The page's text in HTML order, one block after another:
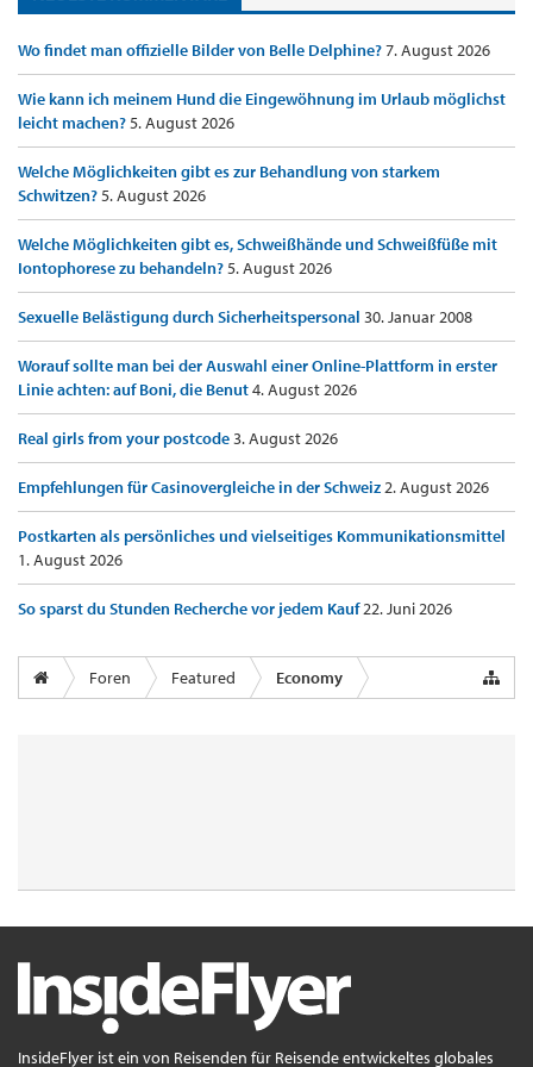
Wo findet man offizielle Bilder von Belle Delphine?7. August 2026
Wie kann ich meinem Hund die Eingewöhnung im Urlaub möglichst
leicht machen?5. August 2026
Welche Möglichkeiten gibt es zur Behandlung von starkem
Schwitzen?5. August 2026
Welche Möglichkeiten gibt es, Schweißhände und Schweißfüße mit
Iontophorese zu behandeln?5. August 2026
Sexuelle Belästigung durch Sicherheitspersonal 30. Januar 2008
Worauf sollte man bei der Auswahl einer Online-Plattform in erster
Linie achten: auf Boni, die Benut4. August 2026
Real girls from your postcode3. August 2026
Empfehlungen für Casinovergleiche in der Schweiz2. August 2026
Postkarten als persönliches und vielseitiges Kommunikationsmittel
1. August 2026
So sparst du Stunden Recherche vor jedem Kauf22. Juni 2026
Foren Featured Economy
InsideFlyer ist ein von Reisenden für Reisende entwickeltes globales